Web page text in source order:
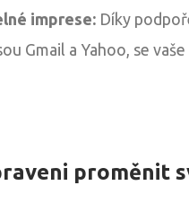
imprese: Díky
Gmail a Yahoo, se
proměnit